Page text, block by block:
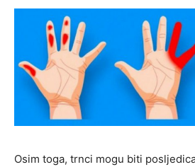
Osim toga, trnci mogu biti